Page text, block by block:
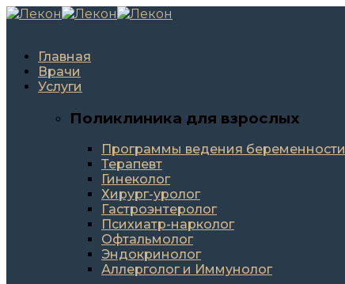
Главная
Врачи
Услуги
Поликлиника для взрослых
Программы ведения беременности
Терапевт
Гинеколог
Хирург-уролог
Гастроэнтеролог
Психиатр-нарколог
Офтальмолог
Эндокринолог
Аллерголог и Иммунолог